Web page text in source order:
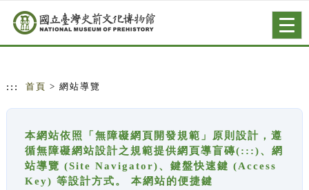
跳到主要內容
網站導覽
::: 首頁 > 網站導覽
本網站依照「無障礙網頁開發規範」原則設計，遵
循無障礙網站設計之規範提供網頁導盲磚(:::)、網
站導覽 (Site Navigator)、鍵盤快速鍵 (Access
Key) 等設計方式。 本網站的便捷鍵